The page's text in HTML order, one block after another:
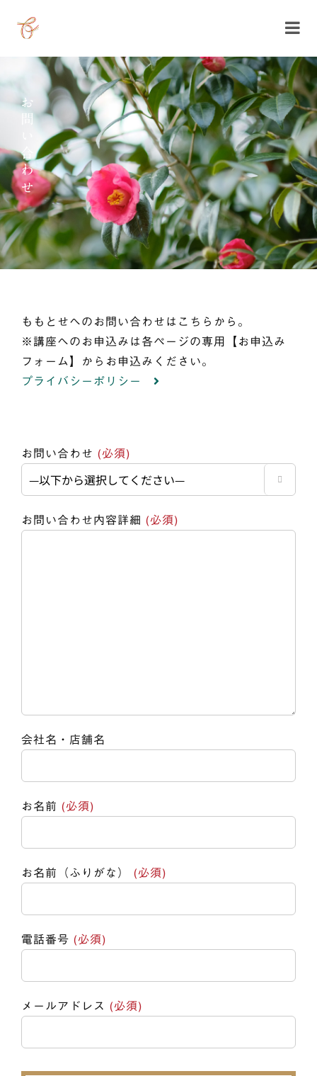
content
お問い合わせ
ももとせへのお問い合わせはこちらから。
※講座へのお申込みは各ページの専用【お申込み
フォーム】からお申込みください。
プライバシーポリシー
お問い合わせ (必須)

お問い合わせ内容詳細 (必須)
会社名・店舗名
お名前 (必須)
お名前（ふりがな） (必須)
電話番号 (必須)
メールアドレス (必須)